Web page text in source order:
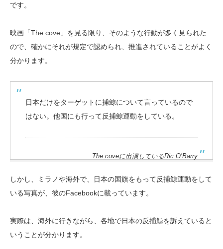
です。
映画「The cove」を見る限り、そのような行動が多く見られた
ので、確かにそれが規定で認められ、推進されていることがよく
分かります。
日本だけをターゲットに捕鯨について言っているので
はない。他国にも行って反捕鯨運動をしている。
The coveに出演しているRic O’Barry
しかし、ミラノや海外で、日本の国旗をもって反捕鯨運動をして
いる写真が、彼のFacebookに載っています。
実際は、海外に行きながら、各地で日本の反捕鯨を訴えていると
いうことが分かります。